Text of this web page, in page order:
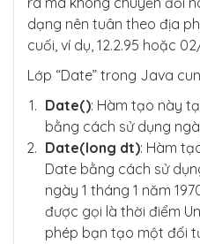
dạng nên tuân theo địa
cuối, ví dụ, 12.2.95 hoặc
Lớp “Date” trong Java
Date(): Hàm tạo này
bằng cách sử dụng
Date(long dt): Hàm
Date bằng cách sử
ngày 1 tháng 1 năm
được gọi là thời điểm
phép bạn tạo một đối